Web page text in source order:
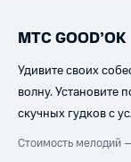
МТС GOOD’OK
Удивите своих
волну. Установите
скучных гудков с
Стоимость мелодий